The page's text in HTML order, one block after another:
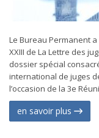
Le Bureau Permanent
XXIII de La Lettre des
dossier spécial
international de juges
l’occasion de la 3e
en savoir plus